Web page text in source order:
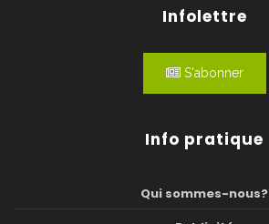
Infolettre
S'abonner
Info pratique
Qui sommes-nous?